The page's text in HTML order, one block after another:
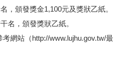
頒發獎金1,100元及獎狀乙紙。
，頒發獎狀乙紙。
網站（http://www.lujhu.gov.tw/最